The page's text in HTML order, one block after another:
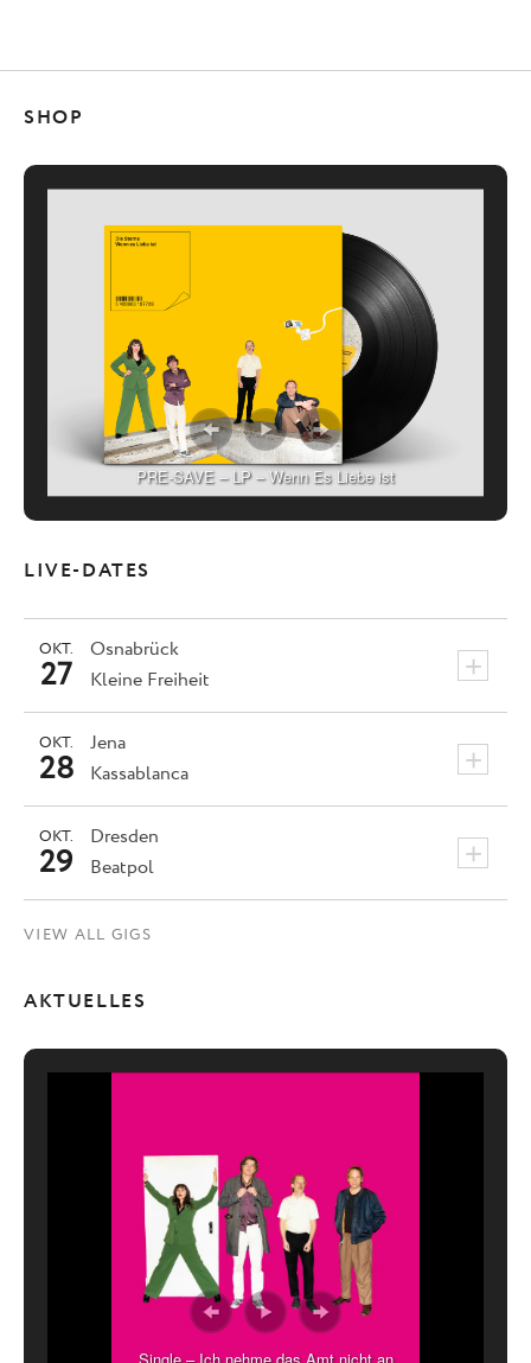
SHOP
PRE-SAVE – LP – Wenn Es Liebe ist
LIVE-DATES
Osnabrück +
OKT.
27 Kleine Freiheit
Jena +
OKT.
28 Kassablanca
Dresden +
OKT.
29 Beatpol
VIEW ALL GIGS
AKTUELLES